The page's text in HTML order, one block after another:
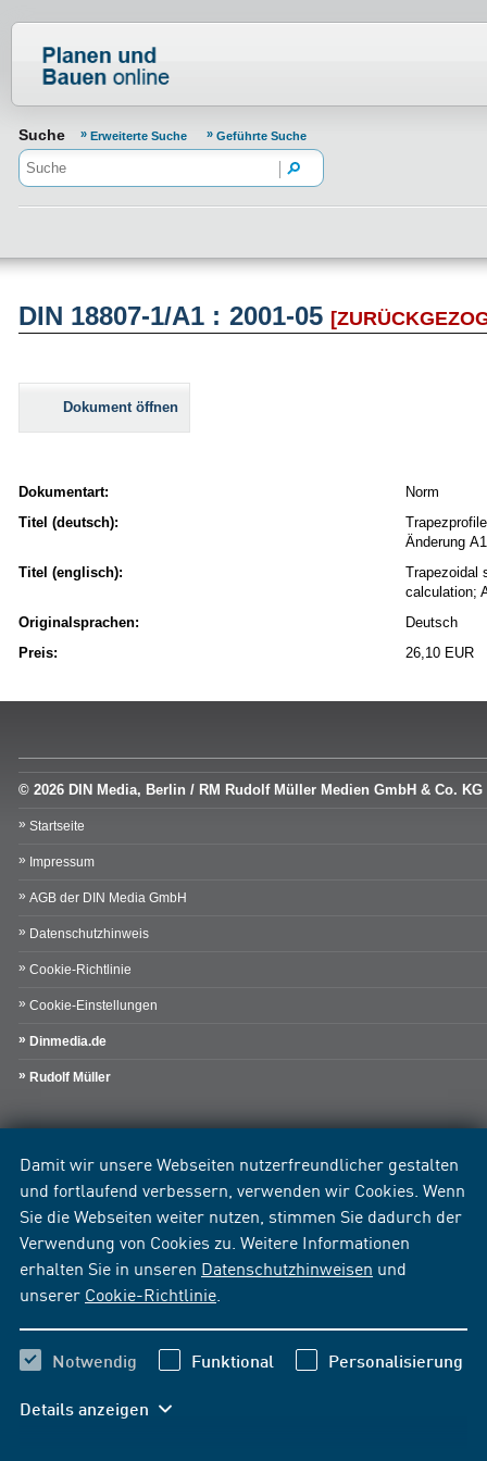
Damit wir unsere Webseiten nutzerfreundlicher gestalten
und fortlaufend verbessern, verwenden wir Cookies. Wenn
Sie die Webseiten weiter nutzen, stimmen Sie dadurch der
Verwendung von Cookies zu. Weitere Informationen
erhalten Sie in unseren Datenschutzhinweisen und
unserer Cookie-Richtlinie
Notwendig Funktional Personalisierung
Details anzeigen
Suche Erweiterte Suche Geführte Suche
DIN 18807-1/A1 : 2001-05
Dokument öffnen
Dokumentart:
Norm
Titel (deutsch):
Änderung A1
Titel (englisch):
Trapezoidal
calculation;
Originalsprachen:
Deutsch
Preis:
26,10 EUR
© 2026 DIN Media, Berlin / RM Rudolf Müller Medien GmbH & Co. KG
Startseite
Impressum
AGB der DIN Media GmbH
Datenschutzhinweis
Cookie-Richtlinie
Cookie-Einstellungen
Dinmedia.de
Rudolf Müller